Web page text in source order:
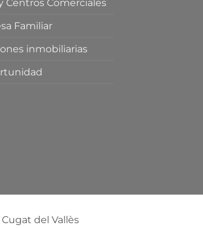
del Vallès
Centros Comerciales
Familiar
inmobiliarias